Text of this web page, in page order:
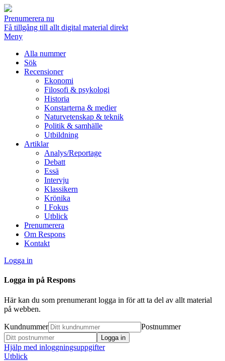
Prenumerera nu
Få tillgång till allt digital material direkt
Meny
Alla nummer
Sök
Recensioner
Ekonomi
Filosofi & psykologi
Historia
Konstarterna & medier
Naturvetenskap & teknik
Politik & samhälle
Utbildning
Artiklar
Analys/Reportage
Debatt
Essä
Intervju
Klassikern
Krönika
I Fokus
Utblick
Prenumerera
Om Respons
Kontakt
Logga in
Logga in på Respons
Här kan du som prenumerant logga in för att ta del av allt material
på webben.
Kundnummer Postnummer
Hjälp med inloggningsuppgifter
Utblick